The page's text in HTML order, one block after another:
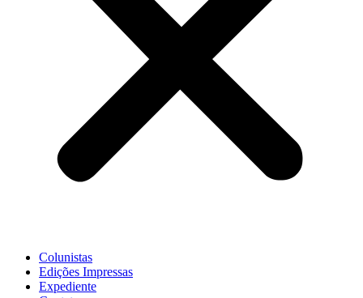
Colunistas
Edições Impressas
Expediente